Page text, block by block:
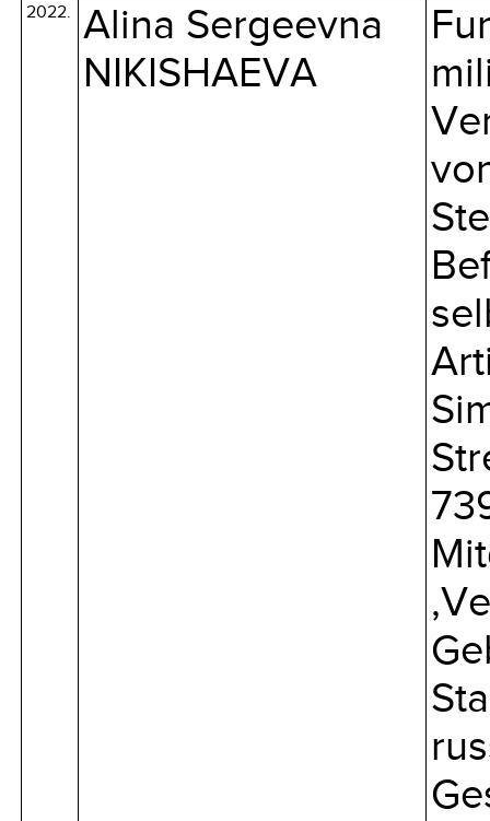
2022.
Alina Sergeevna
NIKISHAEVA